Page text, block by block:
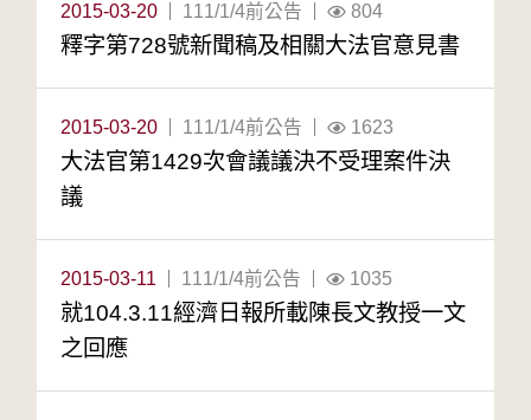
2015-03-20 111/1/4前公告 804
釋字第728號新聞稿及相關大法官意見書
2015-03-20 111/1/4前公告 1623
大法官第1429次會議議決不受理案件決
議
2015-03-11 111/1/4前公告 1035
就104.3.11經濟日報所載陳長文教授一文
之回應